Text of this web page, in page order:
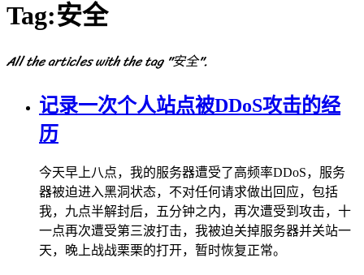
Tag:安全
All the articles with the tag "安全".
记录一次个人站点被DDoS攻击的经
历
今天早上八点，我的服务器遭受了高频率DDoS，服务
器被迫进入黑洞状态，不对任何请求做出回应，包括
我，九点半解封后，五分钟之内，再次遭受到攻击，十
一点再次遭受第三波打击，我被迫关掉服务器并关站一
天，晚上战战栗栗的打开，暂时恢复正常。